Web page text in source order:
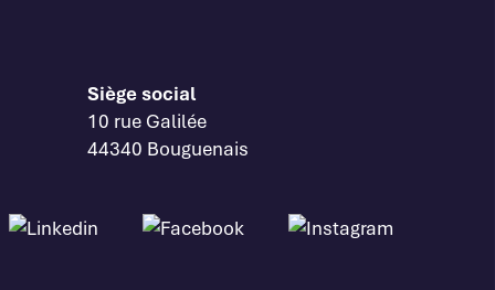
Siège social
10 rue Galilée
44340 Bouguenais